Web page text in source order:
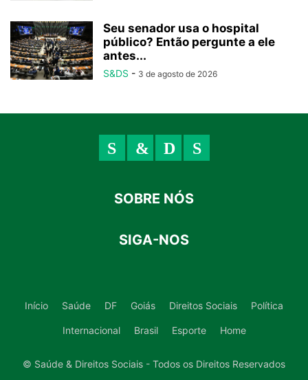
Seu senador usa o hospital
público? Então pergunte a ele
antes...
S&DS - 3 de agosto de 2026
SOBRE NÓS
SIGA-NOS
Início Saúde DF Goiás Direitos Sociais Política
Internacional Brasil Esporte Home
© Saúde & Direitos Sociais - Todos os Direitos Reservados